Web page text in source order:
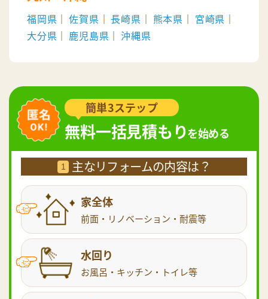
簡単3ステップ
無料一括見積もりを始める
1 主なリフォームの内容は？
家全体
前面・リノベーション・耐震等
水回り
お風呂・キッチン・トイレ等
福岡県 佐賀県 長崎県 熊本県
宮崎県
大分県
鹿児島県 沖縄県